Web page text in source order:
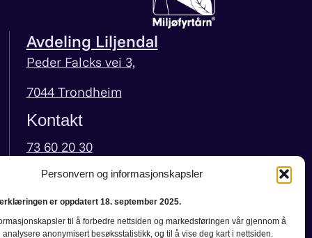
Personvern og informasjonskapsler
er oppdatert 18. september 2025.
til å forbedre nettsiden og markedsføringen vår gjennom å
analysere anonymisert besøksstatistikk, og til å vise deg kart i nettsiden.
Avdeling Liljendal
Peder Falcks vei 3,
7044 Trondheim
Kontakt
73 60 20 30
liljendal@tytannklinikk.no